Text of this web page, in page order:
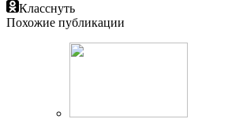
Класснуть
Похожие публикации